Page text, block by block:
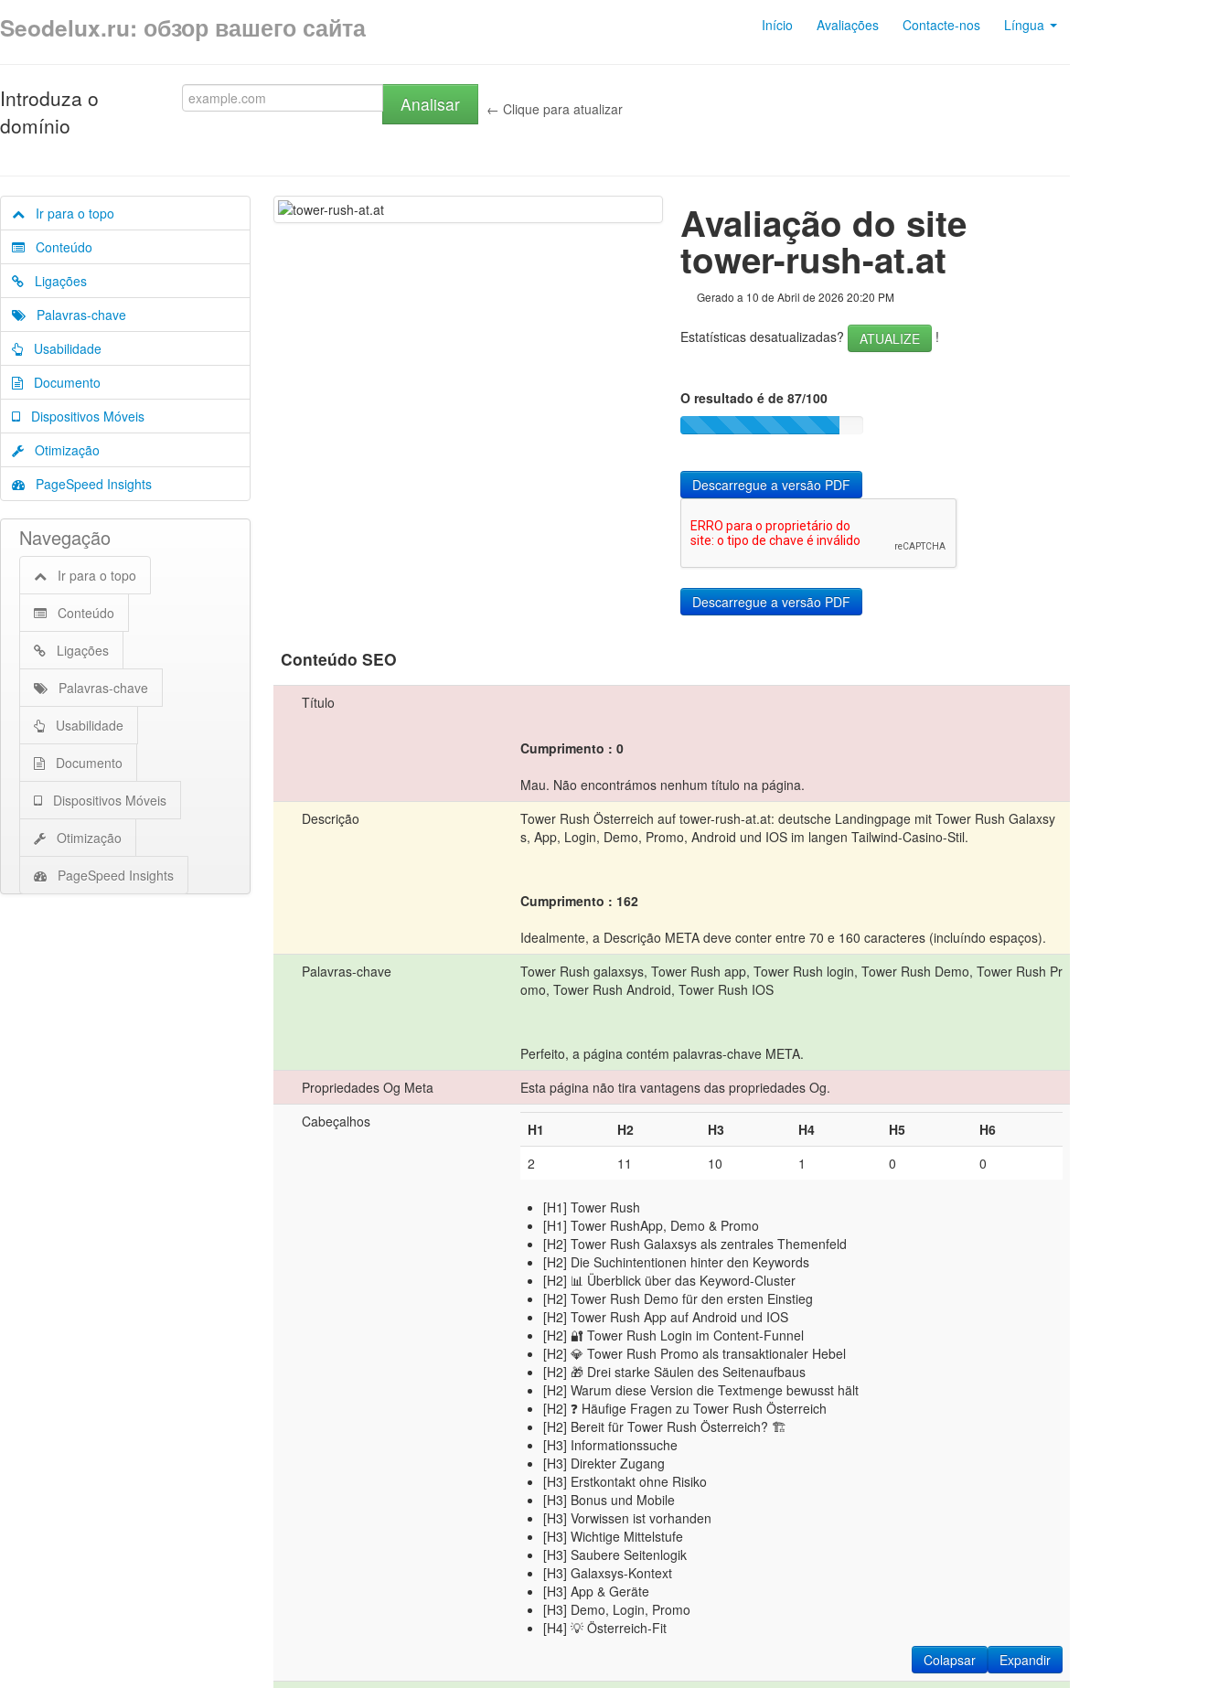
Início Avaliações Contacte-nos Língua
Seodelux.ru: обзор вашего сайта
Introduza o
domínio
Analisar ← Clique para atualizar
Ir para o topo
Conteúdo
Ligações
Palavras-chave
Usabilidade
Documento
Dispositivos Móveis
Otimização
PageSpeed Insights
Navegação
Ir para o topo
Conteúdo
Ligações
Palavras-chave
Usabilidade
Documento
Dispositivos Móveis
Otimização
PageSpeed Insights
Avaliação do site
tower-rush-at.at
Gerado a 10 de Abril de 2026 20:20 PM
Estatísticas desatualizadas? ATUALIZE !
O resultado é de 87/100
Descarregue a versão PDF
Conteúdo SEO
Título
Cumprimento : 0
Mau. Não encontrámos nenhum título na página.
Descrição
Tower Rush Österreich auf tower-rush-at.at: deutsche Landingpage mit Tower Rush Galaxsy
s, App, Login, Demo, Promo, Android und IOS im langen Tailwind-Casino-Stil.
Cumprimento : 162
Idealmente, a Descrição META deve conter entre 70 e 160 caracteres (incluíndo espaços).
Palavras-chave
Tower Rush galaxsys, Tower Rush app, Tower Rush login, Tower Rush Demo, Tower Rush Pr
omo, Tower Rush Android, Tower Rush IOS
Perfeito, a página contém palavras-chave META.
Propriedades Og Meta
Esta página não tira vantagens das propriedades Og.
Cabeçalhos
H1 H2 H3 H4 H5
H6
2
11 10 1 0 0
[H1] Tower Rush
[H1] Tower RushApp, Demo & Promo
[H2] Tower Rush Galaxsys als zentrales Themenfeld
[H2] Die Suchintentionen hinter den Keywords
[H2] 📊 Überblick über das Keyword-Cluster
[H2] Tower Rush Demo für den ersten Einstieg
[H2] Tower Rush App auf Android und IOS
[H2] 🔐 Tower Rush Login im Content-Funnel
[H2] 💎 Tower Rush Promo als transaktionaler Hebel
[H2] 🎁 Drei starke Säulen des Seitenaufbaus
[H2] Warum diese Version die Textmenge bewusst hält
[H2] ❓ Häufige Fragen zu Tower Rush Österreich
[H2] Bereit für Tower Rush Österreich? 🏗️
[H3] Informationssuche
[H3] Direkter Zugang
[H3] Erstkontakt ohne Risiko
[H3] Bonus und Mobile
[H3] Vorwissen ist vorhanden
[H3] Wichtige Mittelstufe
[H3] Saubere Seitenlogik
[H3] Galaxsys-Kontext
[H3] App & Geräte
[H3] Demo, Login, Promo
[H4] 💡 Österreich-Fit
Expandir
Colapsar